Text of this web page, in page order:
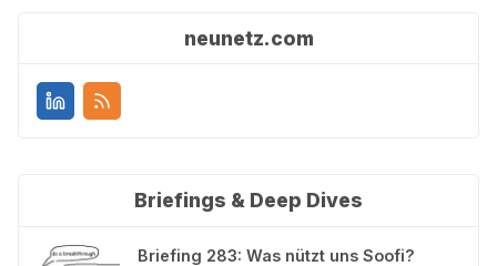
neunetz.com
Briefings & Deep Dives
Briefing 283: Was nützt uns Soofi?